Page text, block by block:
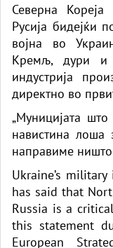
Северна
Русија бидејќи
војна во
Кремљ, дури и
индустрија
директно во
„Муницијата
навистина
направиме ништо
Ukraine’s
has said that
Russia is a
this statement
European